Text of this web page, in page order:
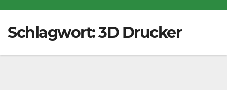
Schlagwort:3D Drucker